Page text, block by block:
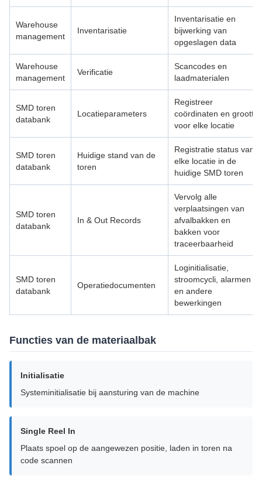
Warehouse
management
Inventarisatie
Inventarisatie en
bijwerking van
opgeslagen data
Warehouse
management
Verificatie
Scancodes en
laadmaterialen
SMD toren
databank
Locatieparameters
Registreer
coördinaten en grootte
voor elke locatie
SMD toren
databank
Huidige stand van de
toren
Registratie status van
elke locatie in de
huidige SMD toren
SMD toren
databank
In & Out Records
Vervolg alle
verplaatsingen van
afvalbakken en
bakken voor
traceerbaarheid
SMD toren
databank
Operatiedocumenten
Loginitialisatie,
stroomcycli, alarmen
en andere
bewerkingen
Functies van de materiaalbak
Initialisatie
Systeminitialisatie bij aansturing van de machine
Single Reel In
Plaats spoel op de aangewezen positie, laden in toren na
code scannen